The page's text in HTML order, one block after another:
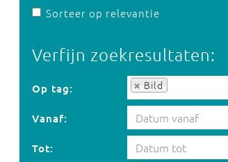
Sorteer op relevantie
Verfijn zoekresultaten:
Op tag: Bild
Op tag:
Vanaf:
Tot: